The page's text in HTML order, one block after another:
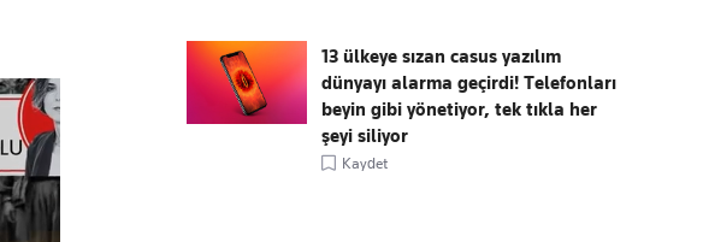
13 ülkeye sızan casus yazılım
dünyayı alarma geçirdi! Telefonları
beyin gibi yönetiyor, tek tıkla her
şeyi siliyor
Kaydet